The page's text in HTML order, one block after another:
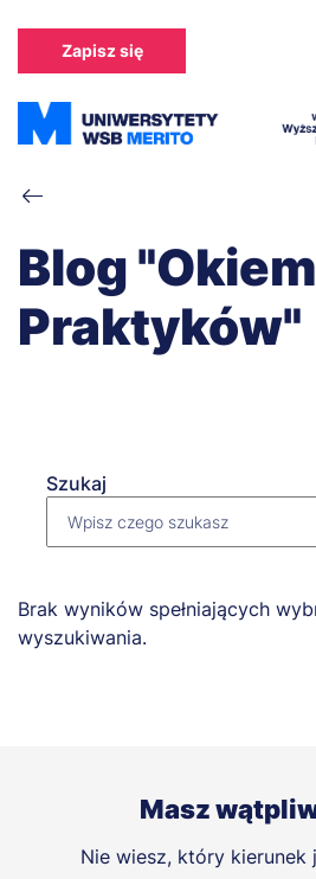
treści
Zapisz się
Ścieżka
nawigacyjna
Blog "Okiem
Praktyków"
Szukaj
Brak wyników spełniających
wyszukiwania.
Masz
Nie wiesz, który kierunek